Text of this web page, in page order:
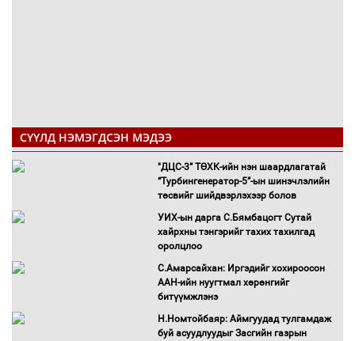
СҮҮЛД НЭМЭГДСЭН МЭДЭЭ
"ДЦС-3” ТӨХК-ийн нэн шаардлагатай
“Турбингенератор-5”-ын шинэчлэлийн
төсвийг шийдвэрлэхээр болов
УИХ-ын дарга С.Бямбацогт Сутай
хайрхны тэнгэрийг тахих тахилгад
оролцлоо
С.Амарсайхан: Иргэдийг хохироосон
ААН-ийн нуугтмал хөрөнгийг
битүүмжлэнэ
Н.Номтойбаяр: Аймгуудад тулгамдаж
буй асуудлуудыг Засгийн газрын